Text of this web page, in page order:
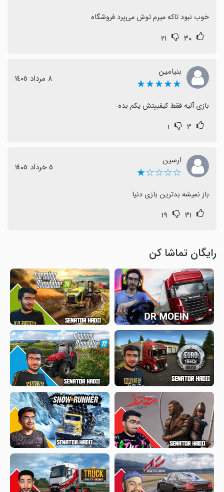
خوب نبود تاکه میرم توش می‌پرد فروشگاه
۳۰ ۲۱
بنیامین
★★★★★ ٨ مرداد ١٤٠٥
بازی آلیه فقط کیفییتش یکم بده
۳ ۱
ارسین
☆☆☆☆★ ٥ خرداد ١٤٠٥
باز نمیشه بدترین بازی دنیا
۳۱ ۱۹
رایگان تماشا کن